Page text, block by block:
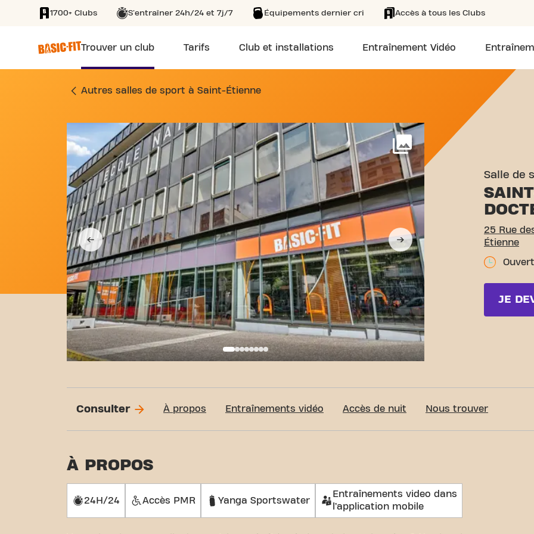
SKIP TO MAIN CONTENT
1700+ Clubs S'entraîner 24h/24 et 7j/7 Équipements dernier cri Accès à tous les Clubs
Trouver un club Tarifs Club et installations Entraînement Vidéo
SALLE DE SPORT 25 RUE DES DOCTEURS
Autres salles de sport à Saint-Étienne
Voir plus
Salle de
25 Rue
Étienne
JE
Consulter À propos Entraînements vidéo Accès de nuit Nous trouver
À PROPOS
24H/24 Accès PMR Yanga Sportswater
Entraînements video dans
l’application mobile